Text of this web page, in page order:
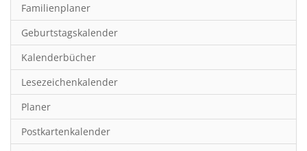
Fotokunst
Frauen
Fußball
Geburtstagskalender
Hobby & Basteln
Humor & Cartoon
Familienplaner
Geburtstagskalender
Kalenderbücher
Lesezeichenkalender
Planer
Postkartenkalender